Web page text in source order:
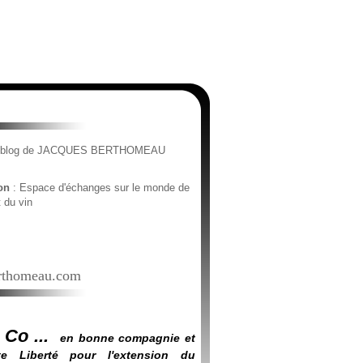
de JACQUES BERTHOMEAU
: Espace d'échanges sur le monde de
du vin
...
en bonne compagnie et
Liberté pour l'extension du